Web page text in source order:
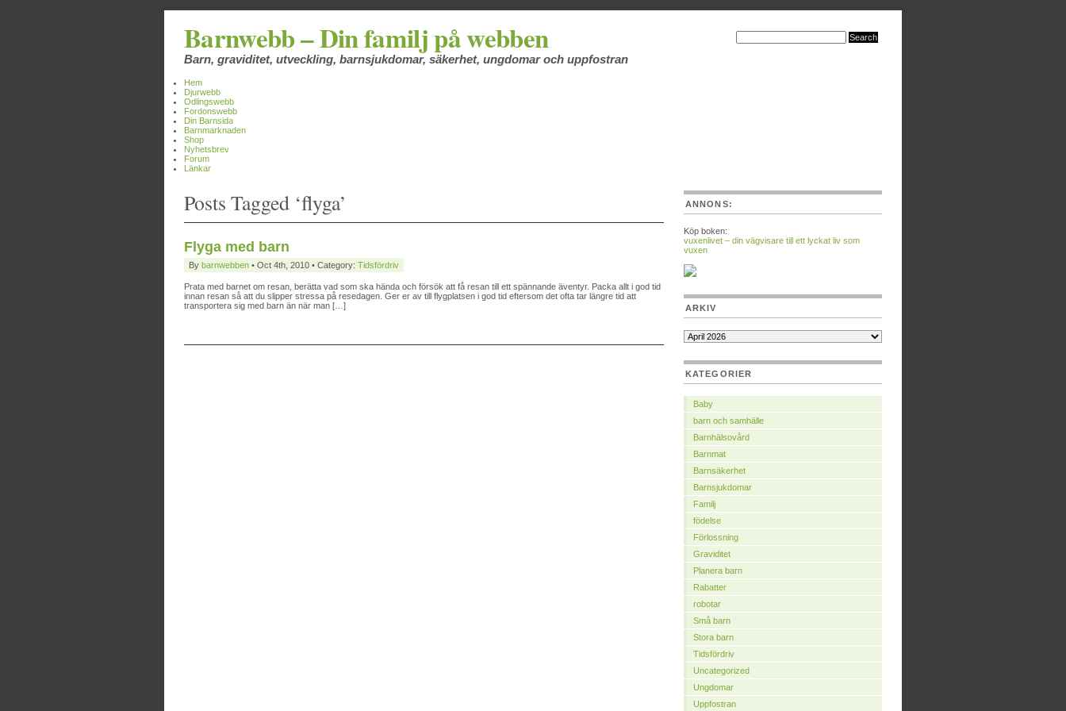
Barnwebb – Din familj på webben
Barn, graviditet, utveckling, barnsjukdomar, säkerhet, ungdomar och uppfostran
Hem
Djurwebb
Odlingswebb
Fordonswebb
Din Barnsida
Barnmarknaden
Shop
Nyhetsbrev
Forum
Länkar
Posts Tagged ‘flyga’
Flyga med barn
By barnwebben • Oct 4th, 2010 • Category: Tidsfördriv
Prata med barnet om resan, berätta vad som ska hända och försök att få resan till ett spännande äventyr. Packa allt i god tid
innan resan så att du slipper stressa på resedagen. Ger er av till flygplatsen i god tid eftersom det ofta tar längre tid att
transportera sig med barn än när man […]
ANNONS:
Köp boken:
vuxenlivet – din vägvisare till ett lyckat liv som
vuxen
ARKIV
KATEGORIER
Baby
barn och samhälle
Barnhälsovård
Barnmat
Barnsäkerhet
Barnsjukdomar
Familj
födelse
Förlossning
Graviditet
Planera barn
Rabatter
robotar
Små barn
Stora barn
Tidsfördriv
Uncategorized
Ungdomar
Uppfostran